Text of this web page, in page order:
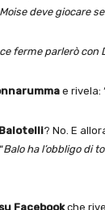
deve giocare
ferme parlerò con
e rivela:
? No. E
Balo ha l’obbligo di
Facebookche